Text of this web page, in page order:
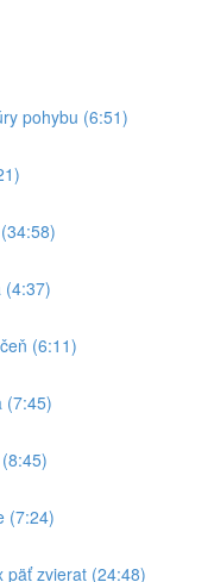
pohybu (6:51)
(4:37)
(6:11)
(7:45)
(7:24)
päť zvierat (24:48)